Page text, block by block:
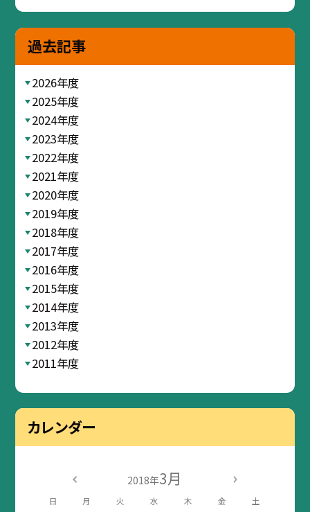
過去記事
2026年度
2025年度
2024年度
2023年度
2022年度
2021年度
2020年度
2019年度
2018年度
2017年度
2016年度
2015年度
2014年度
2013年度
2012年度
2011年度
カレンダー
2018年3月
日 月 火 水 木 金 土